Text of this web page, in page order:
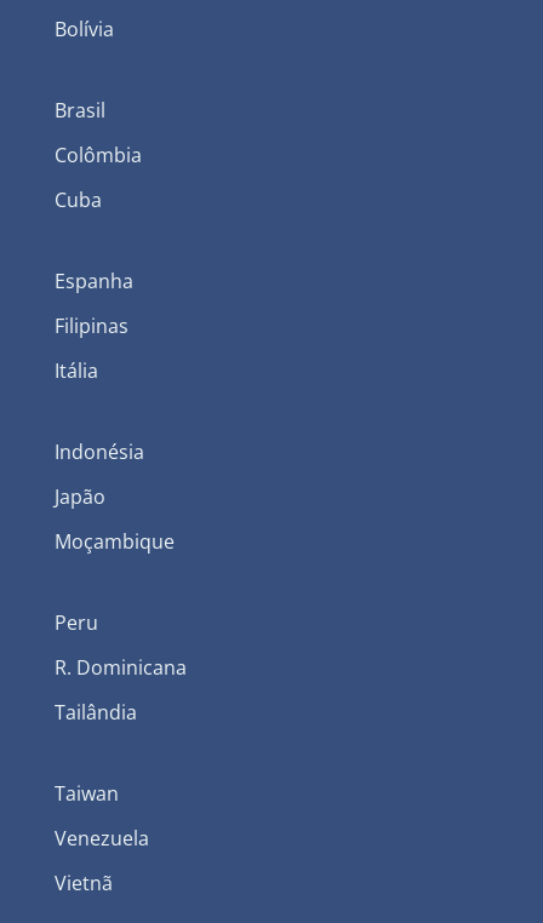
Bolívia
Brasil
Colômbia
Cuba
Espanha
Filipinas
Itália
Indonésia
Japão
Moçambique
Peru
R. Dominicana
Tailândia
Taiwan
Venezuela
Vietnã